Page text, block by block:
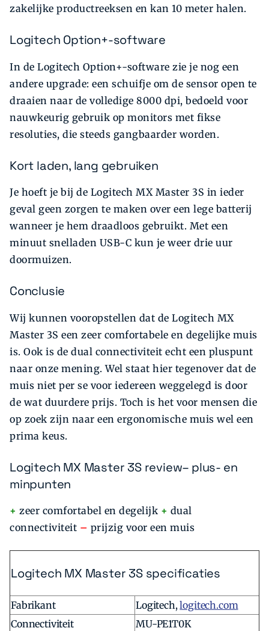
zakelijke productreeksen en kan 10 meter halen.
Logitech Option+-software
In de Logitech Option+-so­ftware zie je nog een
andere upgrade: een schuifje om de sensor open te
draaien naar de volledige 8000 dpi, bedoeld voor
nauwkeurig gebruik op monitors met fikse
resoluties, die steeds gangbaarder worden.
Kort laden, lang gebruiken
Je hoeft je bij de Logitech MX Master 3S in ieder
geval geen zorgen te maken over een lege batterij
wanneer je hem draadloos gebruikt. Met een
minuut snelladen USB-C kun je weer drie uur
doormuizen.
Conclusie
Wij kunnen vooropstellen dat de Logitech MX
Master 3S een zeer comfortabele en degelijke muis
is. Ook is de dual connectiviteit echt een pluspunt
naar onze mening. Wel staat hier tegenover dat de
muis niet per se voor iedereen weggelegd is door
de wat duurdere prijs. Toch is het voor mensen die
op zoek zijn naar een ergonomische muis wel een
prima keus.
Logitech MX Master 3S review– plus- en
minpunten
+ zeer comfortabel en degelijk + dual
connectiviteit – prijzig voor een muis
Logitech MX Master 3S specificaties
Fabrikant Logitech,logitech.com
Connectiviteit
MU-PE1T0K